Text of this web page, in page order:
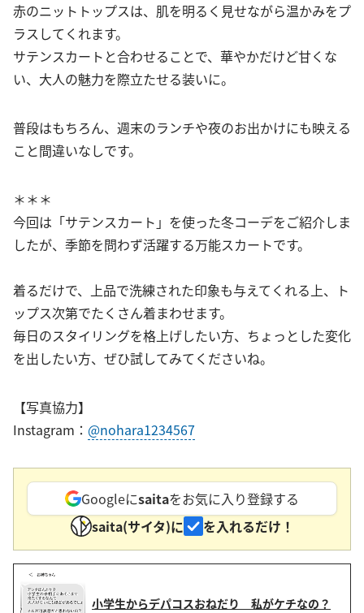
赤のニットトップスは、肌を明るく見せながら温かみをプ
ラスしてくれます。
サテンスカートと合わせることで、華やかだけど甘くな
い、大人の魅力を際立たせる装いに。
普段はもちろん、週末のランチや夜のお出かけにも映える
こと間違いなしです。
＊＊＊
今回は「サテンスカート」を使った冬コーデをご紹介しま
したが、季節を問わず活躍する万能スカートです。
着るだけで、上品で洗練された印象も与えてくれる上、ト
ップス次第でたくさん着まわせます。
毎日のスタイリングを格上げしたい方、ちょっとした変化
を出したい方、ぜひ試してみてくださいね。
【写真協力】
Instagram： @nohara1234567
Googleにsaitaをお気に入り登録する
saita(サイタ)に
を入れるだけ！
小学生からデパコスおねだり 私がケチなの？